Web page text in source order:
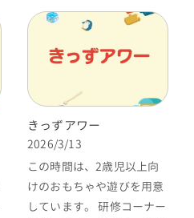
きっずアワー
2026/3/13
この時間は、2歳児以上向
けのおもちゃや遊びを用意
しています。 研修コーナー